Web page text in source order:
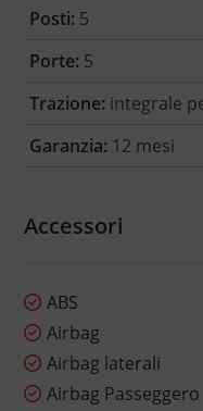
Posti: 5
Porte: 5
Trazione: integrale
Garanzia: 12 mesi
Accessori
ABS
Airbag
Airbag laterali
Airbag Passeggero